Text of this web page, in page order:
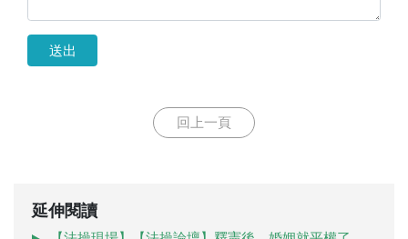
送出
回上一頁
延伸閱讀